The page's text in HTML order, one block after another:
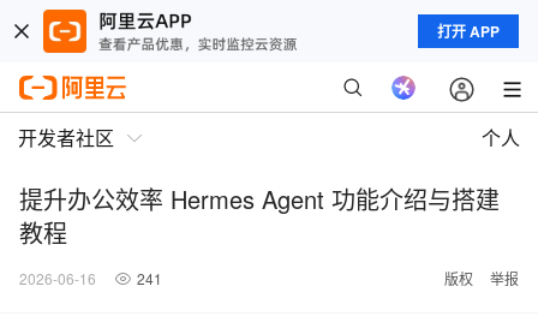
打开 APP
开发者社区 个人
提升办公效率 Hermes Agent 功能介绍与搭建
教程
2026-06-16 241 版权 举报